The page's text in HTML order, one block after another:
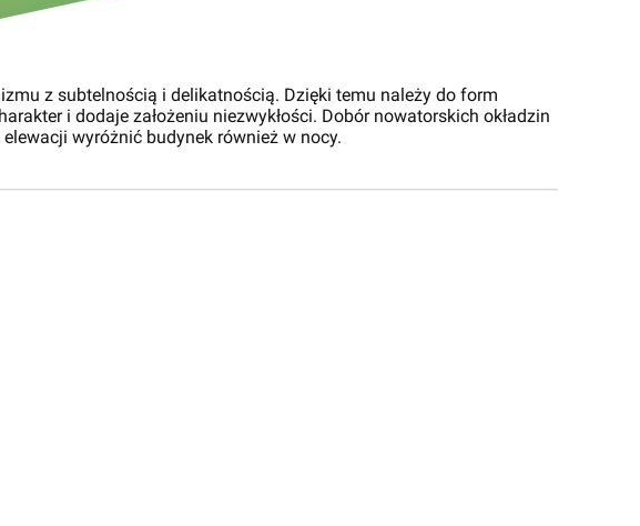
z subtelnością i delikatnością. Dzięki temu należy do form
i dodaje założeniu niezwykłości. Dobór nowatorskich okładzin
wyróżnić budynek również w nocy.